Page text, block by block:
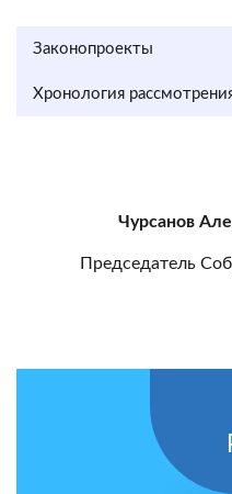
Законопроекты
Хронология
Чурсанов
Председатель